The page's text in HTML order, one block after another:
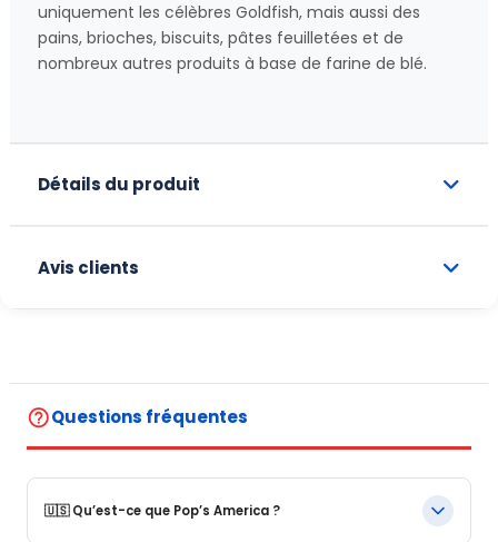
uniquement les célèbres Goldfish, mais aussi des
pains, brioches, biscuits, pâtes feuilletées et de
nombreux autres produits à base de farine de blé.
Détails du produit
Avis clients
help_outlineQuestions fréquentes
🇺🇸 Qu’est-ce que Pop’s America ?